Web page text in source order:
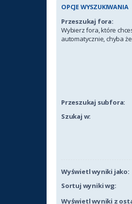
OPCJE WYSZUKIWANIA
Przeszukaj fora:
Wybierz fora, które
automatycznie, chyba
Przeszukaj subfora:
Szukaj w:
Wyświetl wyniki jako:
Sortuj wyniki wg:
Wyświetl wyniki z